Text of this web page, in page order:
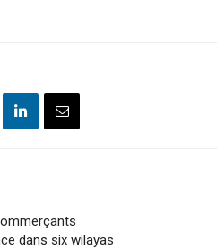
dans six wilayas